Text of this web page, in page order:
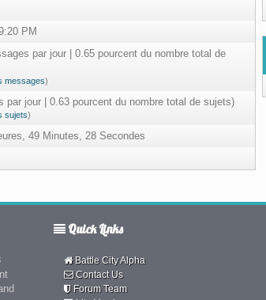
PM
par jour | 0.65 pourcent du nombre total de
messages)
par jour | 0.63 pourcent du nombre total de sujets)
sujets)
49 Minutes, 28 Secondes
Quick Links
Battle City Alpha
Contact Us
Forum Team